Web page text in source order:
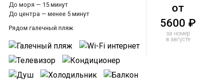
До моря — 15 минут
До центра — менее 5 минут
Рядом галечный пляж
от
5600 ₽
за номер
в августе